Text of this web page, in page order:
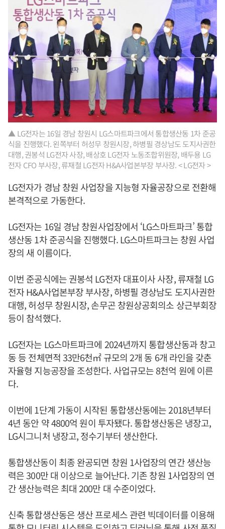
▲ LG전자는 16일 경남 창원시 LG스마트파크에서 통합생산동 1차 준공
식을 진행했다. 왼쪽부터 허성무 창원시장, 하병필 경상남도 도지사권한
대행, 권봉석 LG전자 사장, 배상호 LG전자 노동조합위원장, 배두용 LG
전자 CFO 부사장, 류재철 LG전자 H&A사업본부장 부사장. < LG전자 >
LG전자가 경남 창원 사업장을 지능형 자율공장으로 전환해
본격적으로 가동한다.
LG전자는 16일 경남 창원사업장에서 ‘LG스마트파크’ 통합
생산동 1차 준공식을 진행했다. LG스마트파크는 창원 사업
장의 새 이름이다.
이번 준공식에는 권봉석 LG전자 대표이사 사장, 류재철 LG
전자 H&A사업본부장 부사장, 하병필 경상남도 도지사권한
대행, 허성무 창원시장, 손무곤 창원상공회의소 상근부회장
등이 참석했다.
LG전자는 LG스마트파크에 2024년까지 통합생산동과 창고
동 등 전체면적 33만6천㎡ 규모의 2개 동 6개 라인을 갖춘
자율형 지능공장을 조성한다. 사업규모는 8천억 원에 이른
다.
이번에 1단계 가동이 시작된 통합생산동에는 2018년부터
4년 동안 약 4800억 원이 투자됐다. 통합생산동은 냉장고,
LG시그니처 냉장고, 정수기부터 생산한다.
통합생산동이 최종 완공되면 창원 1사업장의 연간 생산능
력은 300만 대 이상으로 늘어난다. 기존 창원 1사업장의 연
간 생산능력은 최대 200만 대 수준이었다.
신축 통합생산동은 생산 프로세스 관련 빅데이터를 이용해